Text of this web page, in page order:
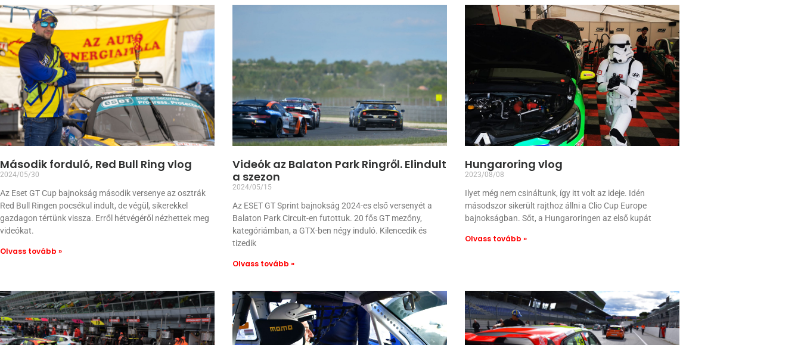
Második forduló, Red Bull Ring vlog
2024/05/30
Az Eset GT Cup bajnokság második versenye az osztrák
Red Bull Ringen pocsékul indult, de végül, sikerekkel
gazdagon tértünk vissza. Erről hétvégéről nézhettek meg
videókat.
Olvass tovább »
Videók az Balaton Park Ringről. Elindult
a szezon
2024/05/15
Az ESET GT Sprint bajnokság 2024-es első versenyét a
Balaton Park Circuit-en futottuk. 20 fős GT mezőny,
kategóriámban, a GTX-ben négy induló. Kilencedik és
tizedik
Olvass tovább »
Hungaroring vlog
2023/08/08
Ilyet még nem csináltunk, így itt volt az ideje. Idén
másodszor sikerült rajthoz állni a Clio Cup Europe
bajnokságban. Sőt, a Hungaroringen az első kupát
Olvass tovább »